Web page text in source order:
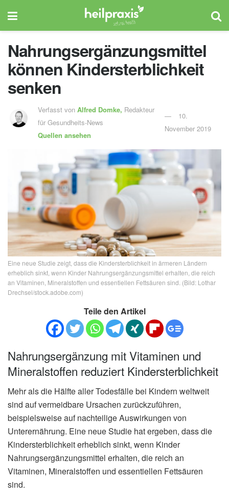
Nahrungsergänzungsmittel
können Kindersterblichkeit
senken
Verfasst von Alfred Domke, Redakteur
für Gesundheits-News
Quellen ansehen
10.
November 2019
Eine neue Studie zeigt, dass die Kindersterblichkeit in ärmeren Ländern
erheblich sinkt, wenn Kinder Nahrungsergänzungsmittel erhalten, die reich
an Vitaminen, Mineralstoffen und essentiellen Fettsäuren sind. (Bild: Lothar
Drechsel/stock.adobe.com)
Teile den Artikel
Nahrungsergänzung mit Vitaminen und
Mineralstoffen reduziert Kindersterblichkeit
Mehr als die Hälfte aller Todesfälle bei Kindern weltweit
sind auf vermeidbare Ursachen zurückzuführen,
beispielsweise auf nachteilige Auswirkungen von
Unterernährung. Eine neue Studie hat ergeben, dass die
Kindersterblichkeit erheblich sinkt, wenn Kinder
Nahrungsergänzungsmittel erhalten, die reich an
Vitaminen, Mineralstoffen und essentiellen Fettsäuren
sind.